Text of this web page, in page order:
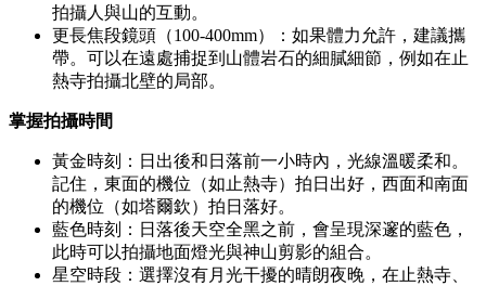
拍攝人與山的互動。
更長焦段鏡頭（100-400mm）：如果體力允許，建議攜
帶。可以在遠處捕捉到山體岩石的細膩細節，例如在止
熱寺拍攝北壁的局部。
掌握拍攝時間
黃金時刻：日出後和日落前一小時內，光線溫暖柔和。
記住，東面的機位（如止熱寺）拍日出好，西面和南面
的機位（如塔爾欽）拍日落好。
藍色時刻：日落後天空全黑之前，會呈現深邃的藍色，
此時可以拍攝地面燈光與神山剪影的組合。
星空時段：選擇沒有月光干擾的晴朗夜晚，在止熱寺、